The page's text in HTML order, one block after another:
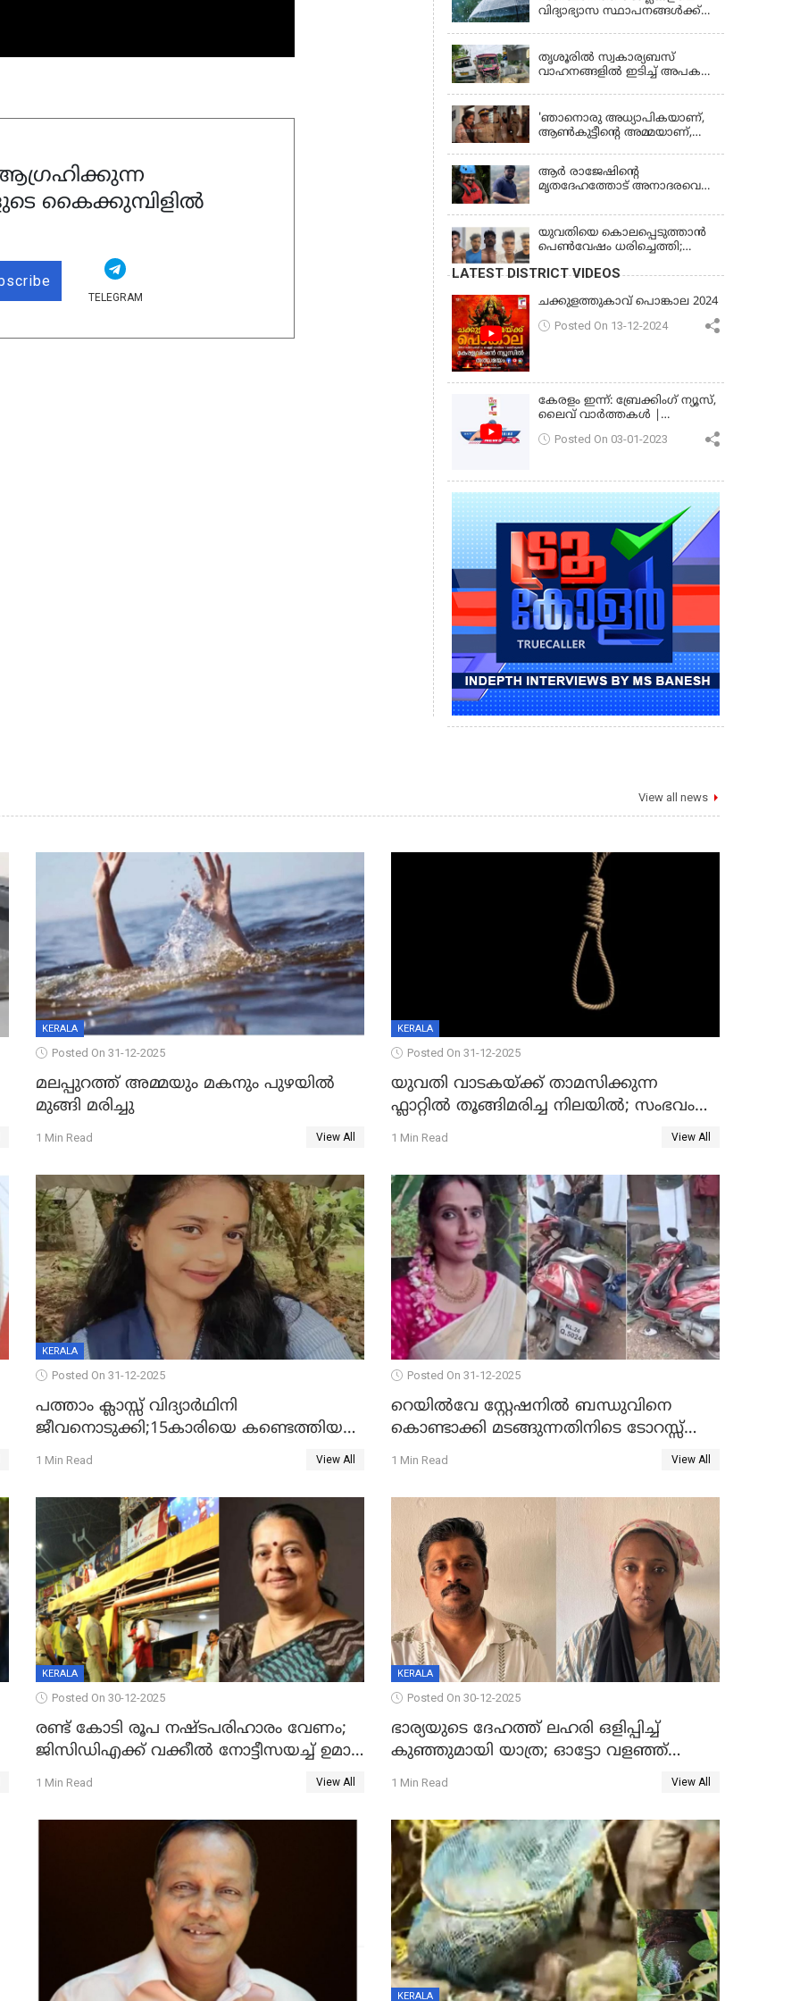
കൈക്കുമ്പിളിൽ
TELEGRAM
വിദ്യാഭ്യാസ സ്ഥാപനങ്ങൾക്ക്
തൃശൂരിൽ സ്വകാര്യബസ്
വാഹനങ്ങളില്‍ ഇടിച്ച് അപകടം:
'ഞാനൊരു അധ്യാപികയാണ്,
ആണ്‍കുട്ടീന്റെ അമ്മയാണ്‌,
കസ്റ്റഡിയിൽ വിട്ട് കോടതി,
ജാമ്യാപേക്ഷ തള്ളി
ആര്‍ രാജേഷിന്റെ
മൃതദേഹത്തോട് അനാദരവെന്ന്
ക്രമീകരണത്തില്‍ ഗുരുതര
വീഴ്ച; മൃതദേഹം ചാവക്കാട്
വരെ എത്തിച്ചത് ഫ്രീസര്‍
സംവിധാനം ഇല്ലാതെയെന്നും
ആരോപണം
യുവതിയെ കൊലപ്പെടുത്താൻ
പെൺവേഷം ധരിച്ചെത്തി;
LATEST DISTRICT VIDEOS
ചക്കുളത്തുകാവ് പൊങ്കാല 2024
Posted On 13-12-2024
കേരളം ഇന്ന്: ബ്രേക്കിംഗ് ന്യൂസ്,
ലൈവ് വാർത്തകൾ |
Posted On 03-01-2023
View all news
KERALA
Posted On 31-12-2025
മലപ്പുറത്ത് അമ്മയും മകനും പുഴയിൽ
മുങ്ങി മരിച്ചു
1 Min Read View All
KERALA
Posted On 31-12-2025
യുവതി വാടകയ്ക്ക് താമസിക്കുന്ന
ഫ്ലാറ്റില്‍ തൂങ്ങിമരിച്ച നിലയില്‍; സംഭവം
കൈതപ്പൊയിലില്‍
1 Min Read View All
KERALA
Posted On 31-12-2025
പത്താം ക്ലാസ്സ് വിദ്യാര്‍ഥിനി
ജീവനൊടുക്കി;15കാരിയെ കണ്ടെത്തിയത്
കിടപ്പുമുറിയില്‍ തൂങ്ങി മരിച്ച നിലയിൽ
1 Min Read View All
Posted On 31-12-2025
റെയിൽവേ സ്റ്റേഷനിൽ ബന്ധുവിനെ
കൊണ്ടാക്കി മടങ്ങുന്നതിനിടെ ടോറസ്സ്
ലോറി സ്കൂട്ടറിൽ ഇടിച്ചു : യുവതിക്ക്
1 Min Read View All
KERALA
Posted On 30-12-2025
രണ്ട് കോടി രൂപ നഷ്ടപരിഹാരം വേണം;
ജിസിഡിഎക്ക് വക്കീൽ നോട്ടീസയച്ച് ഉമാ
തോമസ്
1 Min Read View All
KERALA
Posted On 30-12-2025
ഭാര്യയുടെ ദേഹത്ത് ലഹരി ഒളിപ്പിച്ച്
കുഞ്ഞുമായി യാത്ര; ഓട്ടോ വളഞ്ഞ്
ദമ്പതികളെ പിടികൂടി പൊലീസ്
1 Min Read View All
KERALA